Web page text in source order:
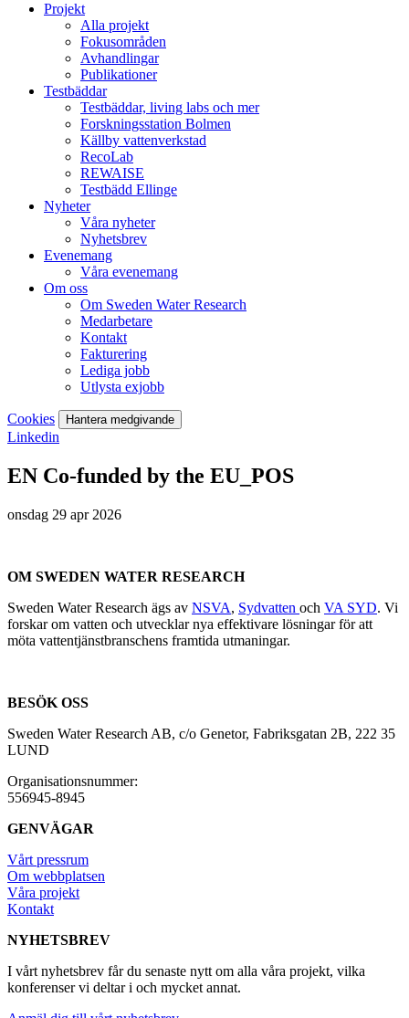
Projekt
Alla projekt
Fokusområden
Avhandlingar
Publikationer
Testbäddar
Testbäddar, living labs och mer
Forskningsstation Bolmen
Källby vattenverkstad
RecoLab
REWAISE
Testbädd Ellinge
Nyheter
Våra nyheter
Nyhetsbrev
Evenemang
Våra evenemang
Om oss
Om Sweden Water Research
Medarbetare
Kontakt
Fakturering
Lediga jobb
Utlysta exjobb
Cookies Hantera medgivande
Linkedin
EN Co-funded by the EU_POS
onsdag 29 apr 2026
OM SWEDEN WATER RESEARCH
Sweden Water Research ägs av NSVA, Sydvatten och VA SYD. Vi
forskar om vatten och utvecklar nya effektivare lösningar för att
möta vattentjänstbranschens framtida utmaningar.
BESÖK OSS
Sweden Water Research AB, c/o Genetor, Fabriksgatan 2B, 222 35
LUND
Organisationsnummer:
556945-8945
GENVÄGAR
Vårt pressrum
Om webbplatsen
Våra projekt
Kontakt
NYHETSBREV
I vårt nyhetsbrev får du senaste nytt om alla våra projekt, vilka
konferenser vi deltar i och mycket annat.